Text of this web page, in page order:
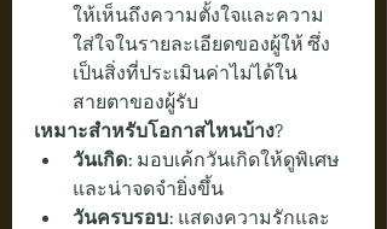
ให้เห็นถึงความตั้งใจและความ
ใส่ใจในรายละเอียดของผู้ให้ ซึ่ง
เป็นสิ่งที่ประเมินค่าไม่ได้ใน
สายตาของผู้รับ
เหมาะสำหรับโอกาสไหนบ้าง?
วันเกิด: มอบเค้กวันเกิดให้ดูพิเศษ
และน่าจดจำยิ่งขึ้น
วันครบรอบ: แสดงความรักและ